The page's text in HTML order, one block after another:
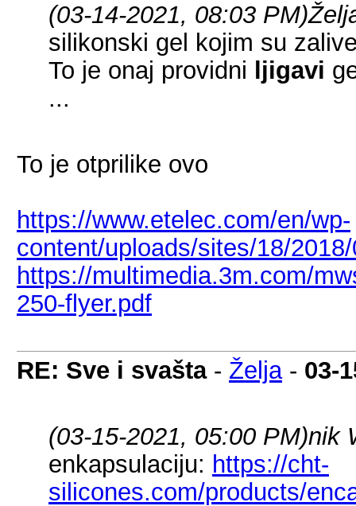
(03-14-2021, 08:03 PM)
silikonski gel kojim su
To je onaj providni
ljigavi
...
To je otprilike ovo
https://www.etelec.com/en/wp-
content/uploads/sites/18/
https://multimedia.3m.com/
250-flyer.pdf
RE: Sve i svašta- Želja- 03-
(03-15-2021, 05:00 PM)nik
enkapsulaciju: https://cht-
silicones.com/products/